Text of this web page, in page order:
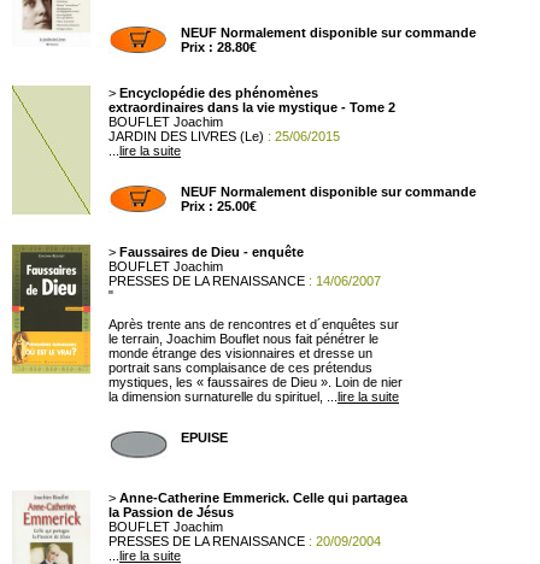
NEUF Normalement disponible sur commande
Prix : 28.80€
> Encyclopédie des phénomènes
extraordinaires dans la vie mystique - Tome 2
BOUFLET Joachim
JARDIN DES LIVRES (Le) : 25/06/2015
lire la suite
NEUF Normalement disponible sur commande
Prix : 25.00€
> Faussaires de Dieu - enquête
BOUFLET Joachim
PRESSES DE LA RENAISSANCE : 14/06/2007
"
Après trente ans de rencontres et d´enquêtes sur
le terrain, Joachim Bouflet nous fait pénétrer le
monde étrange des visionnaires et dresse un
portrait sans complaisance de ces prétendus
mystiques, les « faussaires de Dieu ». Loin de nier
la dimension surnaturelle du spirituel, ... lire la suite
EPUISE
> Anne-Catherine Emmerick. Celle qui partagea
la Passion de Jésus
BOUFLET Joachim
PRESSES DE LA RENAISSANCE : 20/09/2004
lire la suite